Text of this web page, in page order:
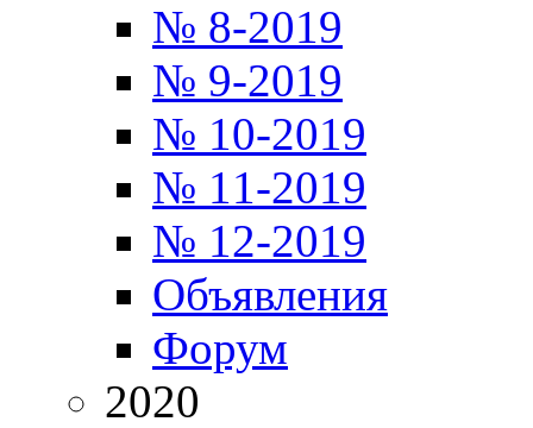
№ 8-2019
№ 9-2019
№ 10-2019
№ 11-2019
№ 12-2019
Объявления
Форум
2020